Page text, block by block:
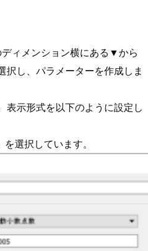
ィメンション横にある▼から
択し、パラメーターを作成しま
表示形式を以下のように設定し
選択しています。